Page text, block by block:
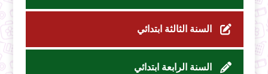
السنة الثالثة ابتدائي
السنة الرابعة ابتدائي